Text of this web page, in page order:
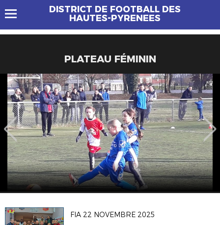
DISTRICT DE FOOTBALL DES
HAUTES-PYRENEES
PLATEAU FÉMININ
FIA 22 NOVEMBRE 2025